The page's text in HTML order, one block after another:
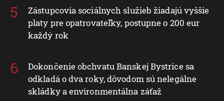
Zástupcovia sociálnych služieb žiadajú vyššie
platy pre opatrovateľky, postupne o 200 eur
každý rok
Dokončenie obchvatu Banskej Bystrice sa
odkladá o dva roky, dôvodom sú nelegálne
skládky a environmentálna záťaž